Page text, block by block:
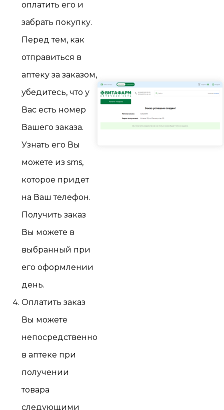
оплатить его и
забрать покупку.
Перед тем, как
отправиться в
аптеку за заказом,
убедитесь, что у
Вас есть номер
Вашего заказа.
Узнать его Вы
можете из sms,
которое придет
на Ваш телефон.
Получить заказ
Вы можете в
выбранный при
его оформлении
день.
Оплатить заказ
Вы можете
непосредственно
в аптеке при
получении
товара
следующими